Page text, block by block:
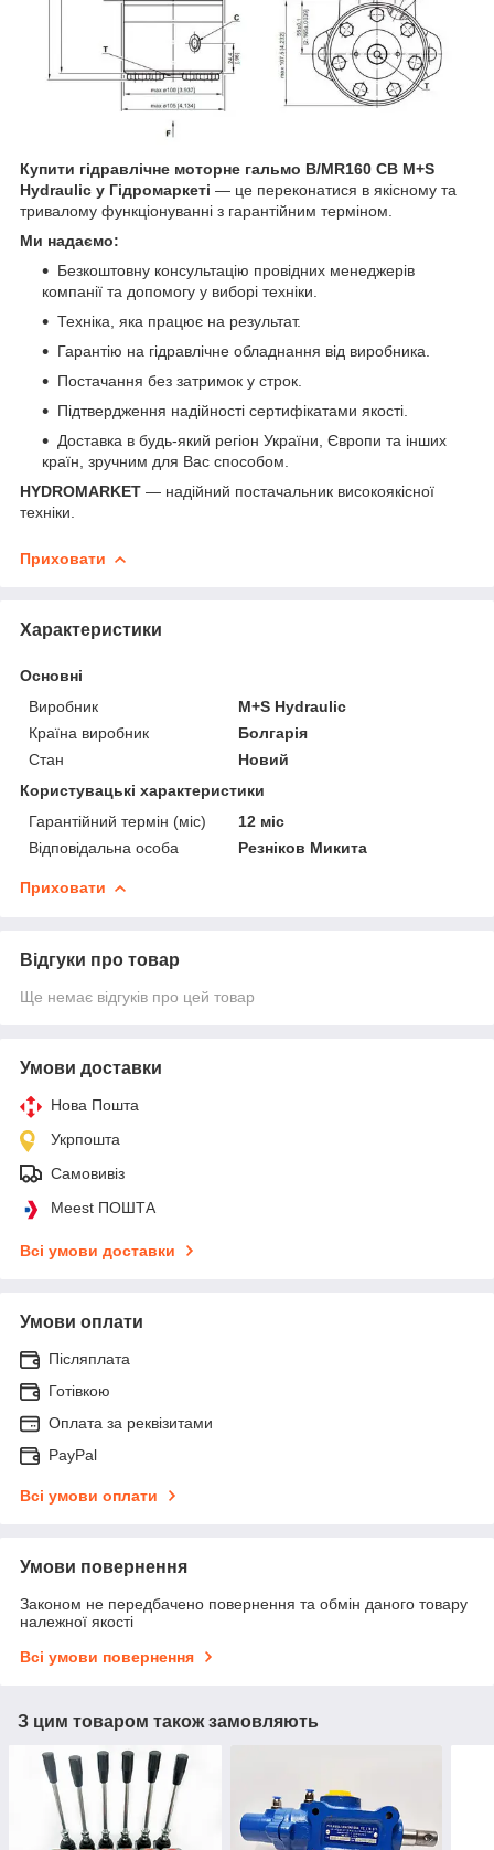
Купити гідравлічне моторне гальмо B/MR160 CB M+S
Hydraulic у Гідромаркеті — це переконатися в якісному та
тривалому функціонуванні з гарантійним терміном.
Ми надаємо:
Безкоштовну консультацію провідних менеджерів
компанії та допомогу у виборі техніки.
Техніка, яка працює на результат.
Гарантію на гідравлічне обладнання від виробника.
Постачання без затримок у строк.
Підтвердження надійності сертифікатами якості.
Доставка в будь-який регіон України, Європи та інших
країн, зручним для Вас способом.
HYDROMARKET — надійний постачальник високоякісної
техніки.
Приховати
Характеристики
Основні
Виробник
M+S Hydraulic
Країна виробник
Болгарія
Стан
Новий
Користувацькі характеристики
Гарантійний термін (міс)
12 міс
Відповідальна особа
Резніков Микита
Приховати
Відгуки про товар
Ще немає відгуків про цей товар
Умови доставки
Нова Пошта
Укрпошта
Самовивіз
Meest ПОШТА
Всі умови доставки
Умови оплати
Післяплата
Готівкою
Оплата за реквізитами
PayPal
Всі умови оплати
Умови повернення
Законом не передбачено повернення та обмін даного товару
належної якості
Всі умови повернення
З цим товаром також замовляють